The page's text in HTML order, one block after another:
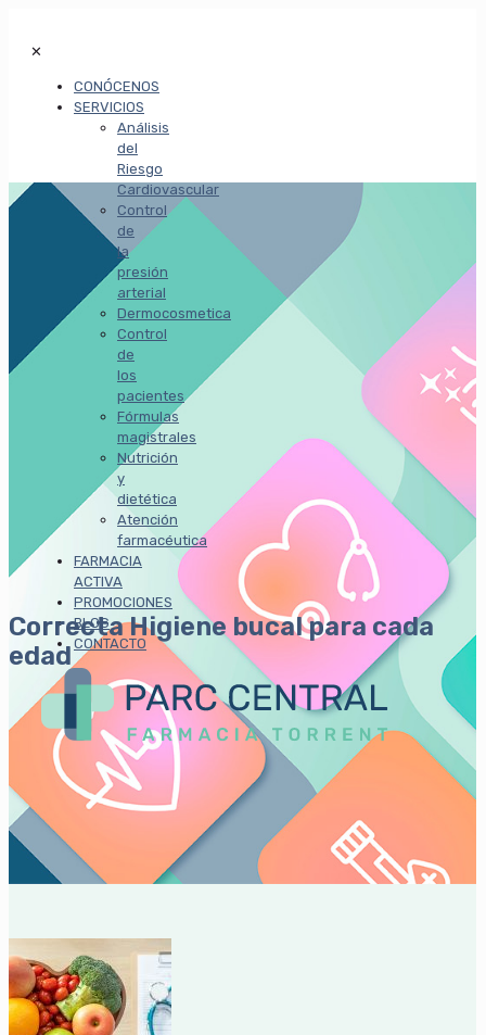
✕
CONÓCENOS
SERVICIOS
Análisis
del
Riesgo
Cardiovascular
Control
de
la
presión
arterial
Dermocosmetica
Control
de
los
pacientes
Fórmulas
magistrales
Nutrición
y
dietética
Atención
farmacéutica
FARMACIA
ACTIVA
PROMOCIONES
BLOG
CONTACTO
Correcta Higiene bucal para cada
edad